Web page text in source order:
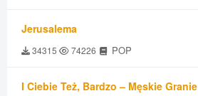
Jerusalema
34315 74226 POP
I Ciebie Też, Bardzo – Męskie Granie